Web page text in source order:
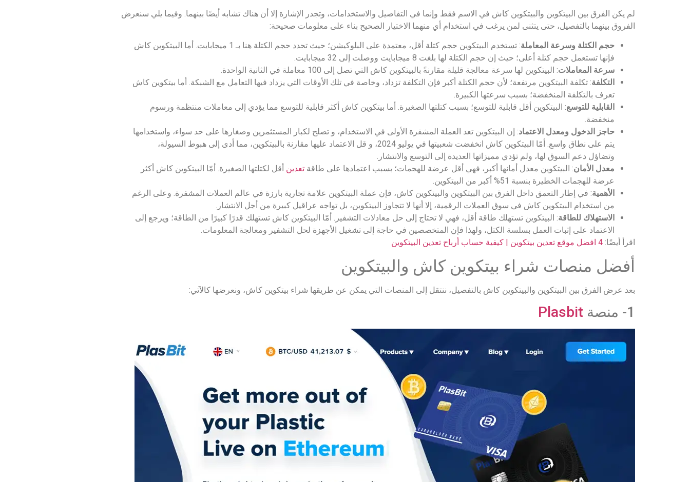
لم يكن الفرق بين البيتكوين والبيتكوين كاش في الاسم فقط وإنما في التفاصيل والاستخدامات، وتجدر الإشارة إلا أن هناك تشابه أيضًا بينهما. وفيما يلي سنعرض
الفروق بينهما بالتفصيل، حتى يتثنى لمن يرغب في استخدام أي منهما الاختيار الصحيح بناء على معلومات صحيحة:
حجم الكتلة وسرعة المعاملة
: تستخدم البيتكوين حجم كتلة أقل، معتمدة على البلوكيشن؛ حيث تحدد حجم الكتلة هنا بـ 1 ميجابايت. أما البيتكوين كاش
فإنها تستعمل حجم كتلة أعلى؛ حيث إن حجم الكتلة لها بلغت 8 ميجابايت ووصلت إلى 32 ميجابايت.
سرعة المعاملات: البيتكوين لها سرعة معالجة قليلة مقارنةً بالبيتكوين كاش التي تصل إلى 100 معاملة في الثانية الواحدة.
التكلفة: تكلفة البيتكوين مرتفعة؛ لأن حجم الكتلة أكبر فإن التكلفة تزداد، وخاصة في تلك الأوقات التي يزداد فيها التعامل مع الشبكة. أما بيتكوين كاش
تعرف بالتكلفة المنخفضة؛ بسبب سرعتها الكبيرة.
القابلية للتوسع: البيتكوين أقل قابلية للتوسع؛ بسبب كتلتها الصغيرة. أما بيتكوين كاش أكثر قابلية للتوسع مما يؤدي إلى معاملات منتظمة ورسوم
منخفضة.
حاجز الدخول ومعدل الاعتماد: إن البيتكوين تعد العملة المشفرة الأولى في الاستخدام، و تصلح لكبار المستثمرين وصغارها على حد سواء، واستخدامها
يتم على نطاق واسع. أمّا البيتكوين كاش انخفضت شعبيتها في يوليو 2024، و قل الاعتماد عليها مقارنة بالبيتكوين، مما أدى إلى هبوط السيولة،
وتضاؤل دعم السوق لها، ولم تؤدي مميزاتها العديدة إلى التوسع والانتشار.
معدل الأمان: البيتكوين معدل أمانها أكبر، فهي أقل عرضة للهجمات؛ بسبب اعتمادها على طاقة تعدين أقل لكتلتها الصغيرة. أمّا البيتكوين كاش أكثر
عرضة للهجمات الخطيرة بنسبة 51% أكبر من البيتكوين.
الأهمية: في إطار التعمق داخل الفرق بين البيتكوين والبيتكوين كاش، فإن عملة البيتكوين علامة تجارية بارزة في عالم العملات المشفرة. وعلى الرغم
من استخدام البيتكوين كاش في سوق العملات الرقمية، إلا أنها لا تتجاوز البيتكوين، بل تواجه عراقيل كبيرة من أجل الانتشار.
الاستهلاك للطاقة: البيتكوين تستهلك طاقة أقل، فهي لا تحتاج إلى حل معادلات التشفير. أمّا البيتكوين كاش تستهلك قدرًا كبيرًا من الطاقة؛ ويرجع إلى
الاعتماد على إثبات العمل بسلسة الكتل، ولهذا فإن المتخصصين في حاجة إلى تشغيل الأجهزة لحل التشفير ومعالجة المعلومات.
اقرأ أيضًا: 4 افضل موقع تعدين بيتكوين | كيفية حساب أرباح تعدين البيتكوين
أفضل منصات شراء بيتكوين كاش والبيتكوين
بعد عرض الفرق بين البيتكوين والبيتكوين كاش بالتفصيل، ننتقل إلى المنصات التي يمكن عن طريقها شراء بيتكوين كاش، ونعرضها كالآتي:
1- منصة Plasbit